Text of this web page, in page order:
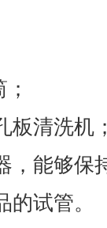
板清洗机
，能够保
试管。